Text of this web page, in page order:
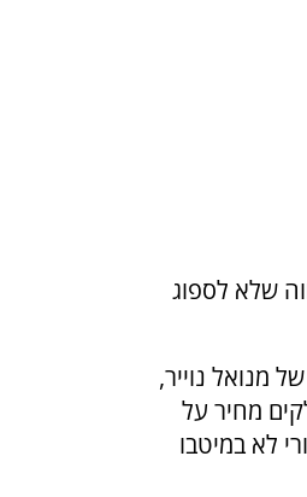
שלא לספוג
מנואל נוייר,
בדקה ה-65 שילמו האיטלקים מחיר על
לא במיטבו